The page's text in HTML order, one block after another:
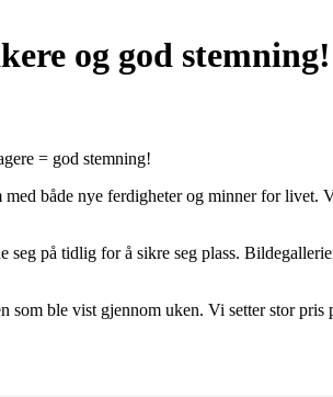
og god stemning!
= god stemning!
både nye ferdigheter og minner for livet.
på tidlig for å sikre seg plass.
som ble vist gjennom uken. Vi setter stor